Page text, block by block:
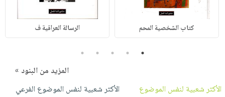
كتاب الشخصية المحم الرسالة العراقية ف
1
2
3
4
5
المزيد من البنود »
الأكثر شعبية لنفس الموضوع
الأكثر شعبية لنفس الموضوع الفرعي